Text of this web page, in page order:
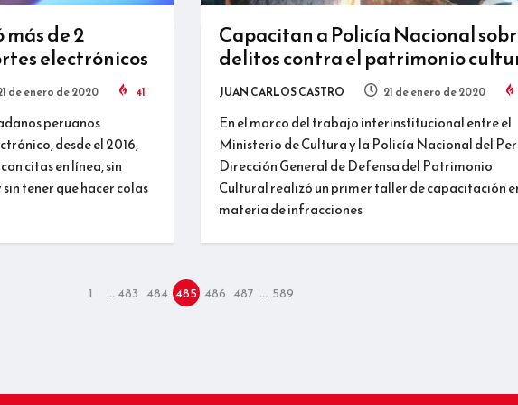
de 2
electrónicos
de enero de 2020 41
peruanos
desde el 2016,
citas en línea, sin
tener que hacer colas
Capacitan a Policía Nacional
delitos contra el patrimonio
JUAN CARLOS CASTRO 21 de enero de 2020
En el marco del trabajo interinstitucional entre el
Ministerio de Cultura y la Policía Nacional del
Dirección General de Defensa del Patrimonio
Cultural realizó un primer taller de capacitación
materia de infracciones
1 … 483 484 485 486 487 … 589